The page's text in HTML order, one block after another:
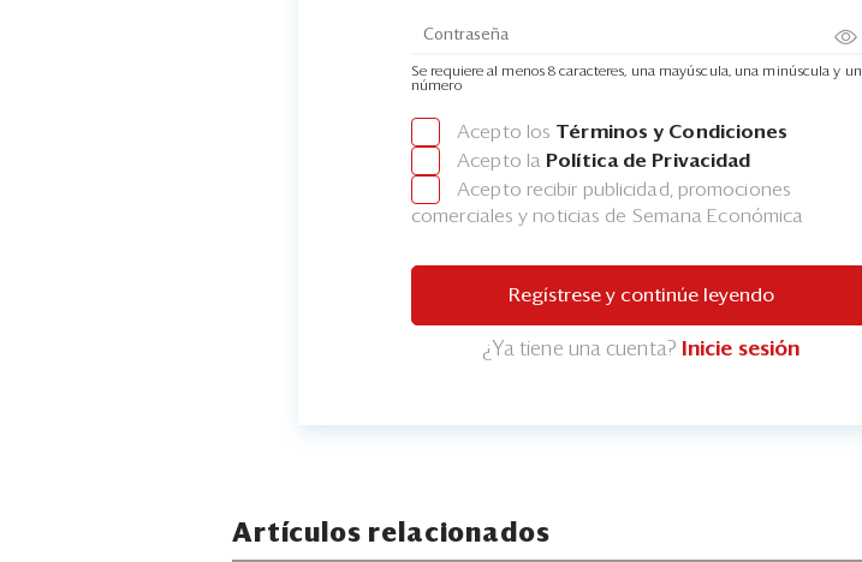
Se requiere al menos 8 caracteres, una mayúscula, una minúscula y un
número
Acepto los Términos y Condiciones
Acepto la Política de Privacidad
Acepto recibir publicidad, promociones
comerciales y noticias de Semana Económica
Regístrese y continúe leyendo
¿Ya tiene una cuenta? Inicie sesión
Artículos relacionados